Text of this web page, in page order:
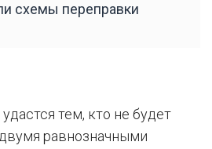
схемы переправки
тем, кто не будет
равнозначными